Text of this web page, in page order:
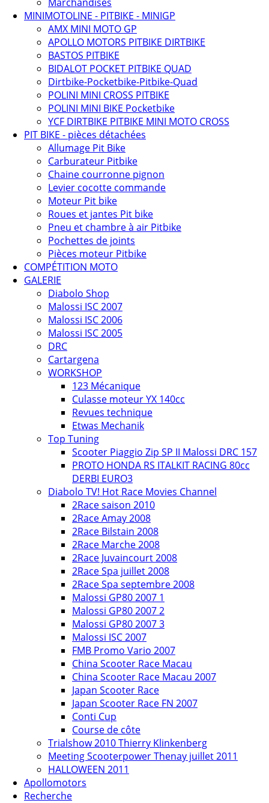
MINIMOTOLINE - PITBIKE - MINIGP
AMX MINI MOTO GP
APOLLO MOTORS PITBIKE DIRTBIKE
BASTOS PITBIKE
BIDALOT POCKET PITBIKE QUAD
Dirtbike-Pocketbike-Pitbike-Quad
POLINI MINI CROSS PITBIKE
POLINI MINI BIKE Pocketbike
YCF DIRTBIKE PITBIKE MINI MOTO CROSS
PIT BIKE - pièces détachées
Allumage Pit Bike
Carburateur Pitbike
Chaine courronne pignon
Levier cocotte commande
Moteur Pit bike
Roues et jantes Pit bike
Pneu et chambre à air Pitbike
Pochettes de joints
Pièces moteur Pitbike
COMPÉTITION MOTO
GALERIE
Diabolo Shop
Malossi ISC 2007
Malossi ISC 2006
Malossi ISC 2005
DRC
Cartargena
WORKSHOP
123 Mécanique
Culasse moteur YX 140cc
Revues technique
Etwas Mechanik
Top Tuning
Scooter Piaggio Zip SP II Malossi DRC 157
PROTO HONDA RS ITALKIT RACING 80cc
DERBI EURO3
Diabolo TV! Hot Race Movies Channel
2Race saison 2010
2Race Amay 2008
2Race Bilstain 2008
2Race Marche 2008
2Race Juvaincourt 2008
2Race Spa juillet 2008
2Race Spa septembre 2008
Malossi GP80 2007 1
Malossi GP80 2007 2
Malossi GP80 2007 3
Malossi ISC 2007
FMB Promo Vario 2007
China Scooter Race Macau
China Scooter Race Macau 2007
Japan Scooter Race
Japan Scooter Race FN 2007
Conti Cup
Course de côte
Trialshow 2010 Thierry Klinkenberg
Meeting Scooterpower Thenay juillet 2011
HALLOWEEN 2011
Apollomotors
Recherche